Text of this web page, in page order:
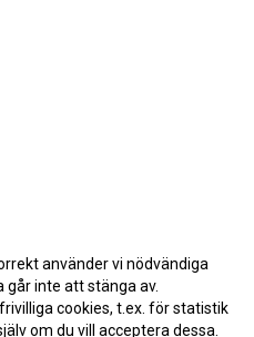
använder vi nödvändiga
går inte att stänga av.
cookies, t.ex. för statistik
om du vill acceptera dessa.